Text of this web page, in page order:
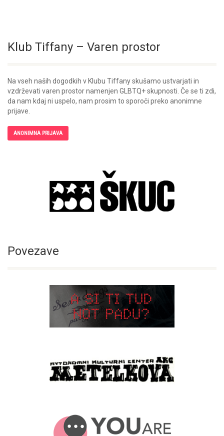
Klub Tiffany – Varen prostor
Na vseh naših dogodkih v Klubu Tiffany skušamo ustvarjati in
vzdrževati varen prostor namenjen GLBTQ+ skupnosti. Če se ti zdi,
da nam kdaj ni uspelo, nam prosim to sporoči preko anonimne
prijave.
ANONIMNA PRIJAVA
Povezave